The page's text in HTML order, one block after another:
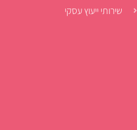
שירותי ייעוץ עסקי